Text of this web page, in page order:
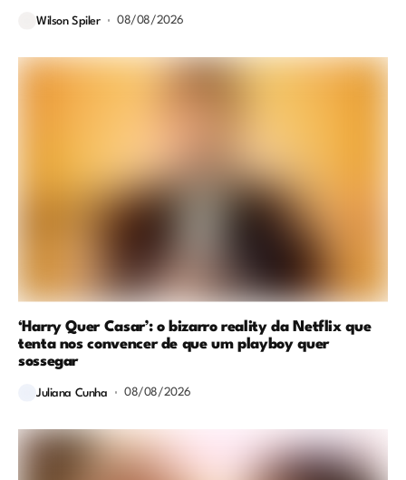
Wilson Spiler 08/08/2026
‘Harry Quer Casar’: o bizarro reality da Netflix que
tenta nos convencer de que um playboy quer
sossegar
Juliana Cunha 08/08/2026